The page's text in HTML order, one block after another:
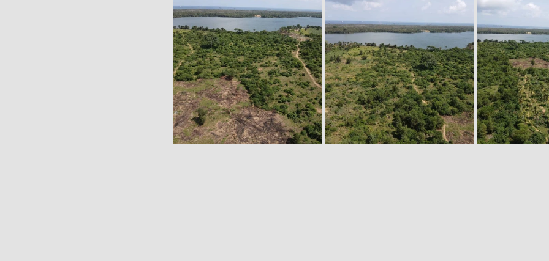
500 M² AVEC ACD - EN VENTE - COTE D 2206 M² AVEC ACD - EN VENTE - COTE